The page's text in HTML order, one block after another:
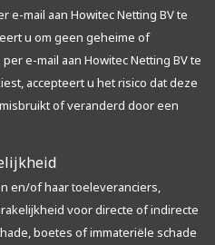
e-mail aan Howitec Netting BV te
u om geen geheime of
e-mail aan Howitec Netting BV te
accepteert u het risico dat deze
of veranderd door een
en/of haar toeleveranciers,
voor directe of indirecte
boetes of immateriële schade